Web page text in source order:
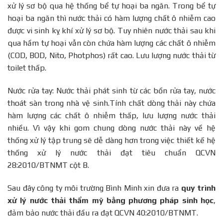
xử lý sơ bộ qua hệ thống bể tự hoại ba ngăn. Trong bể tự
hoại ba ngăn thì nước thải có hàm lượng chất ô nhiễm cao
được vi sinh kỵ khí xử lý sơ bộ. Tuy nhiên nước thải sau khi
qua hầm tự hoại vẫn còn chứa hàm lượng các chất ô nhiễm
(COD, BOD, Nito, Photphos) rất cao. Lưu lượng nước thải từ
toilet thấp.
Nước rửa tay: Nước thải phát sinh từ các bồn rửa tay, nước
thoát sàn trong nhà vệ sinh.Tính chất dòng thải này chứa
hàm lượng các chất ô nhiễm thấp, lưu lượng nước thải
nhiều. Vì vậy khi gom chung dòng nước thải này về hệ
thống xử lý tập trung sẽ dễ dàng hơn trong việc thiết kế hệ
thống xử lý nước thải đạt tiêu chuẩn QCVN
28:2010/BTNMT cột B.
Sau đây công ty môi trường Bình Minh xin đưa ra quy trình
xử lý nước thải thẩm mỹ bằng phương pháp sinh học,
đảm bảo nước thải đầu ra đạt QCVN 40:2010/BTNMT.